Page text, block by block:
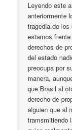
Leyendo este
anteriormente
tragedia de
estamos
derechos de
del estado
preocupa por
manera,
que Brasil al
derecho de
alguien que al
tramsmitiendo